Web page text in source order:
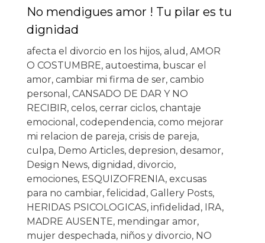
No mendigues amor ! Tu pilar es tu
dignidad
afecta el divorcio en los hijos, alud , AMOR
O COSTUMBRE, autoestima, buscar el
amor, cambiar mi firma de ser, cambio
personal , CANSADO DE DAR Y NO
RECIBIR, celos, cerrar ciclos, chantaje
emocional , codependencia, como mejorar
mi relacion de pareja, crisis de pareja,
culpa, Demo Articles, depresion, desamor,
Design News, dignidad , divorcio,
emociones, ESQUIZOFRENIA, excusas
para no cambiar, felicidad , Gallery Posts,
HERIDAS PSICOLOGICAS, infidelidad , IRA,
MADRE AUSENTE, mendingar amor,
mujer despechada, niños y divorcio, NO